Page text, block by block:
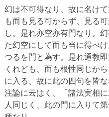
幻は不可得なり、故に名け
も而も見る可からず、見る
し。是れ亦空亦有門なり。
た幻空にして而も当に得べ
つるを門と為す。是れ通教
くれども、而も根性同じか
に入る、故に此の四句を皆
注論に云はく、「諸法実相
人同じく、此の門に入りて